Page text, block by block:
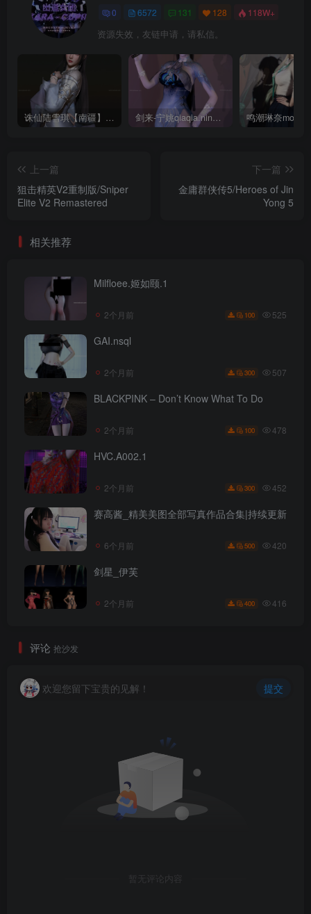
0 6572 131 128 118W+
资源失效，友链申请，请私信。
诛仙陆雪琪【南疆】CoveRig 剑来-宁姚qiaqia.ningyao-re.1
上一篇
狙击精英V2重制版/Sniper
Elite V2 Remastered
下一篇
金庸群侠传5/Heroes of Jin
Yong 5
相关推荐
Milfloee.姬如颐.1
2个月前 100 525
GAI.nsql
2个月前 300 507
BLACKPINK – Don’t Know What To Do
2个月前 100 478
HVC.A002.1
2个月前 300 452
赛高酱_精美美图全部写真作品合集|持续更新
6个月前 500 420
剑星_伊芙
2个月前 400 416
评论 抢沙发
欢迎您留下宝贵的见解！ 提交
暂无评论内容